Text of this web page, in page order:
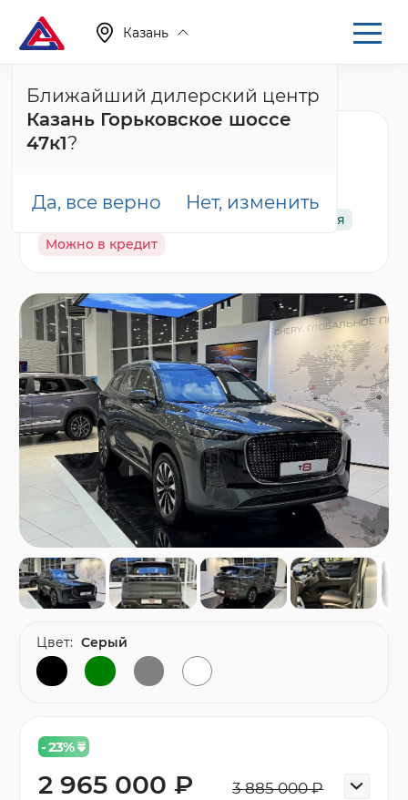
Казань
Ближайший дилерский центр
Казань Горьковское шоссе
47к1?
Да, все верно Нет, изменить
Главная Каталог Новые автомобили T8
Tenet T8 Ультра,
Гарантия
Можно в кредит
- 23%
3 885 000 ₽
2 965 000 ₽
Цвет: Серый